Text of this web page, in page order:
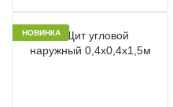
НОВИНКА